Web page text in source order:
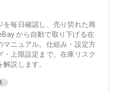
を毎日確認し、売り切れた商
から自動で取り下げる在
マニュアル。仕組み・設定方
上限設定まで、在庫リスク
説します。